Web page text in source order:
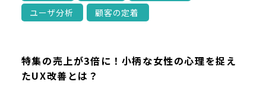
ユーザ分析
顧客の定着
特集の売上が3倍に！小柄な女性の心理を捉え
たUX改善とは？